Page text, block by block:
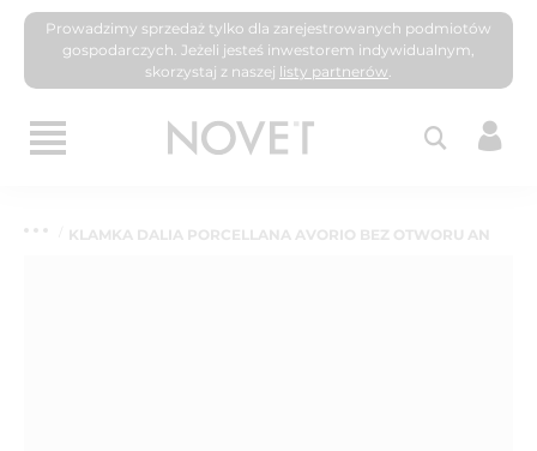
Prowadzimy sprzedaż tylko dla zarejestrowanych podmiotów
gospodarczych. Jeżeli jesteś inwestorem indywidualnym,
skorzystaj z naszej listy partnerów.
KLAMKA DALIA PORCELLANA AVORIO BEZ OTWORU AN